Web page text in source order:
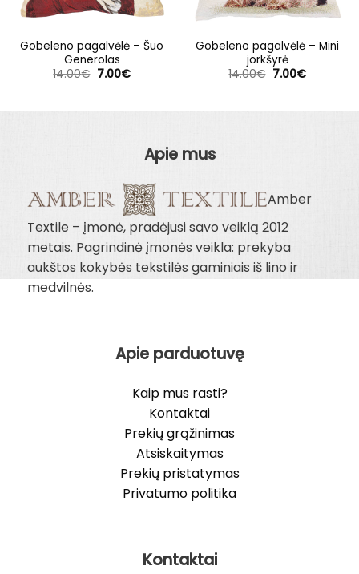
Gobeleno pagalvėlė – Šuo
Generolas
14.00€ Original
7.00€Current
Gobeleno pagalvėlė – Mini
jorkšyrė
14.00€ Original
7.00€Current
Apie mus
Amber
Textile – įmonė, pradėjusi savo veiklą 2012
metais. Pagrindinė įmonės veikla: prekyba
aukštos kokybės tekstilės gaminiais iš lino ir
medvilnės.
Apie parduotuvę
Kaip mus rasti?
Kontaktai
Prekių grąžinimas
Atsiskaitymas
Prekių pristatymas
Privatumo politika
Kontaktai